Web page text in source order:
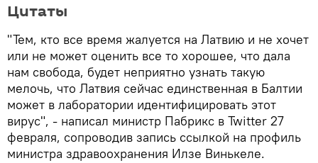
Цитаты
"Тем, кто все время жалуется на Латвию и не хочет
или не может оценить все то хорошее, что дала
нам свобода, будет неприятно узнать такую
мелочь, что Латвия сейчас единственная в Балтии
может в лаборатории идентифицировать этот
вирус", - написал министр Пабрикс в Twitter 27
февраля, сопроводив запись ссылкой на профиль
министра здравоохранения Илзе Винькеле.